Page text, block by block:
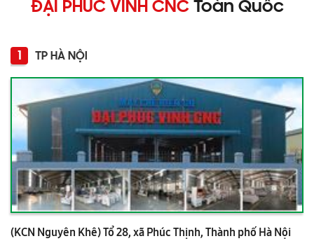
ĐẠI PHÚC VINH CNCToàn Quốc
1 TP HÀ NỘI
(KCN Nguyên Khê) Tổ 28, xã Phúc Thịnh, Thành phố Hà Nội